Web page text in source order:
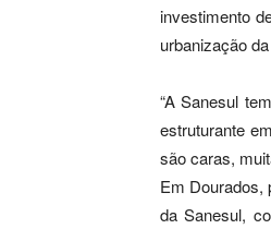
investimento
urbanização
“A Sanesul
estruturante
são caras,
Em Dourados,
da Sanesul,